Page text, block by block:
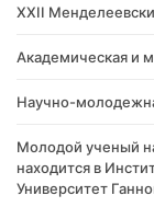
XXII
Академическая и
Научно-
Молодой ученый
находится в
Университет